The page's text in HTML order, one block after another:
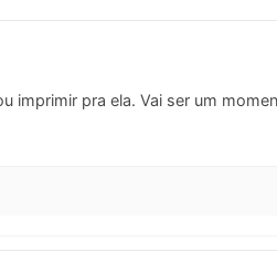
imprimir pra ela. Vai ser um